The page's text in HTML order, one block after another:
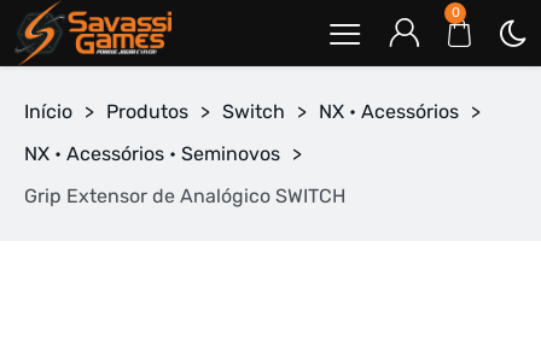
0
Início > Produtos > Switch > NX • Acessórios >
NX • Acessórios • Seminovos >
Grip Extensor de Analógico SWITCH